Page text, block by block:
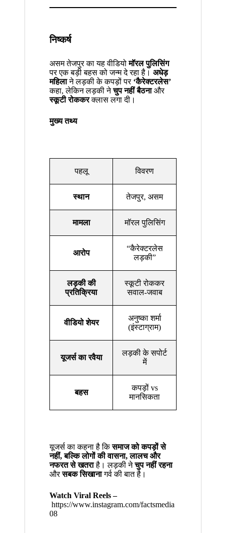
निष्कर्ष
असम तेजपुर का यह वीडियोमॉरल पुलिसिंग
पर एक बड़ी बहस को जन्म दे रहा है। अधेड़
महिलाने लड़की के कपड़ों पर ‘कैरेक्टरलेस’
कहा, लेकिन लड़की नेचुप नहीं बैठनाऔर
स्कूटी रोककरक्लास लगा दी।
मुख्य तथ्य
पहलू विवरण
स्थान तेजपुर, असम
मामला मॉरल पुलिसिंग
आरोप
“कैरेक्टरलेस
लड़की”
लड़की की
प्रतिक्रिया
स्कूटी रोककर
सवाल-जवाब
वीडियो शेयर
अनुष्का शर्मा
(इंस्टाग्राम)
यूजर्स का रवैया
लड़की के सपोर्ट
में
बहस
कपड़ों vs
मानसिकता
यूजर्स का कहना है किसमाज को कपड़ों से
नहीं, बल्कि लोगों की वासना, लालच और
नफरत से खतराहै। लड़की नेचुप नहीं रहना
औरसबक सिखानागर्व की बात है।
Watch Viral Reels –
https://www.instagram.com/factsmedia
08